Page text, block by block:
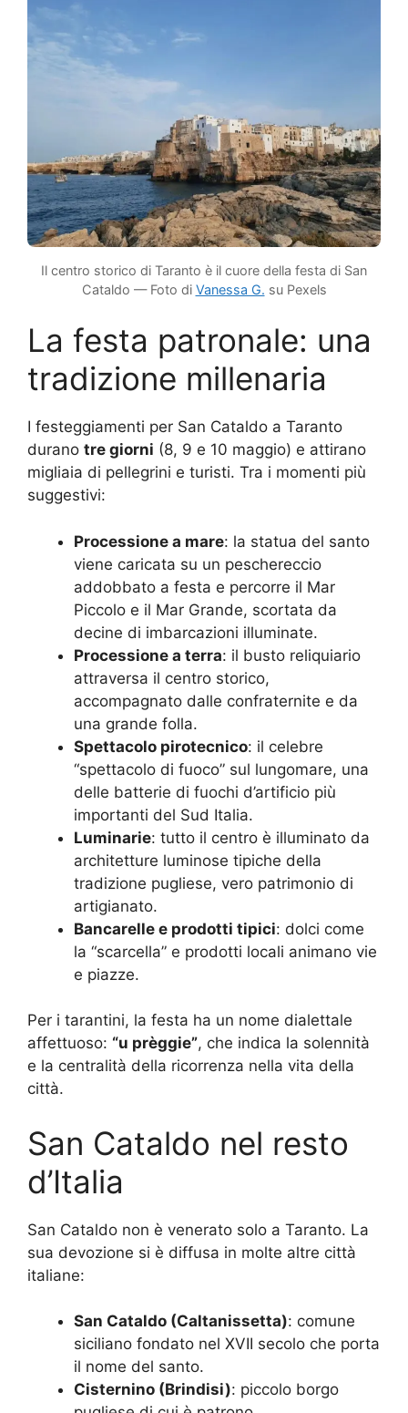
Il centro storico di Taranto è il cuore della festa di San
Cataldo — Foto di Vanessa G. su Pexels
La festa patronale: una
tradizione millenaria
I festeggiamenti per San Cataldo a Taranto
durano tre giorni (8, 9 e 10 maggio) e attirano
migliaia di pellegrini e turisti. Tra i momenti più
suggestivi:
Processione a mare: la statua del santo
viene caricata su un peschereccio
addobbato a festa e percorre il Mar
Piccolo e il Mar Grande, scortata da
decine di imbarcazioni illuminate.
Processione a terra: il busto reliquiario
attraversa il centro storico,
accompagnato dalle confraternite e da
una grande folla.
Spettacolo pirotecnico: il celebre
“spettacolo di fuoco” sul lungomare, una
delle batterie di fuochi d’artificio più
importanti del Sud Italia.
Luminarie: tutto il centro è illuminato da
architetture luminose tipiche della
tradizione pugliese, vero patrimonio di
artigianato.
Bancarelle e prodotti tipici: dolci come
la “scarcella” e prodotti locali animano vie
e piazze.
Per i tarantini, la festa ha un nome dialettale
affettuoso: “u prèggie”, che indica la solennità
e la centralità della ricorrenza nella vita della
città.
San Cataldo nel resto
d’Italia
San Cataldo non è venerato solo a Taranto. La
sua devozione si è diffusa in molte altre città
italiane:
San Cataldo (Caltanissetta): comune
siciliano fondato nel XVII secolo che porta
il nome del santo.
Cisternino (Brindisi): piccolo borgo